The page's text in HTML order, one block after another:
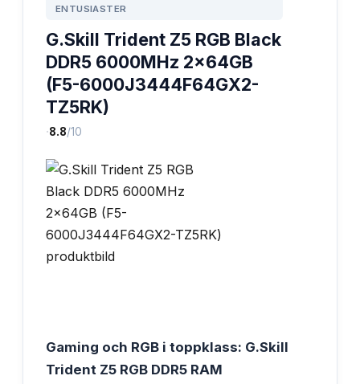
ENTUSIASTER
G.Skill Trident Z5 RGB Black
DDR5 6000MHz 2x64GB
(F5-6000J3444F64GX2-
TZ5RK)
·8.8/10
Gaming och RGB i toppklass: G.Skill
Trident Z5 RGB DDR5 RAM